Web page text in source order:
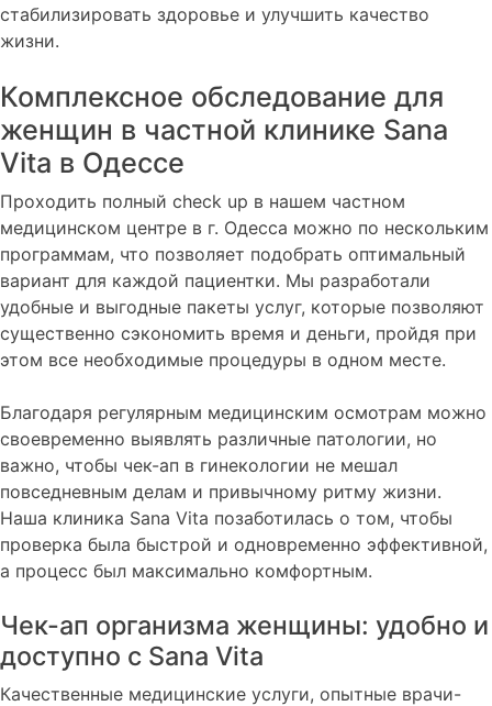
стабилизировать здоровье и улучшить качество
жизни.
Комплексное обследование для
женщин в частной клинике Sana
Vita в Одессе
Проходить полный check up в нашем частном
медицинском центре в г. Одесса можно по нескольким
программам, что позволяет подобрать оптимальный
вариант для каждой пациентки. Мы разработали
удобные и выгодные пакеты услуг, которые позволяют
существенно сэкономить время и деньги, пройдя при
этом все необходимые процедуры в одном месте.
Благодаря регулярным медицинским осмотрам можно
своевременно выявлять различные патологии, но
важно, чтобы чек-ап в гинекологии не мешал
повседневным делам и привычному ритму жизни.
Наша клиника Sana Vita позаботилась о том, чтобы
проверка была быстрой и одновременно эффективной,
а процесс был максимально комфортным.
Чек-ап организма женщины: удобно и
доступно с Sana Vita
Качественные медицинские услуги, опытные врачи-